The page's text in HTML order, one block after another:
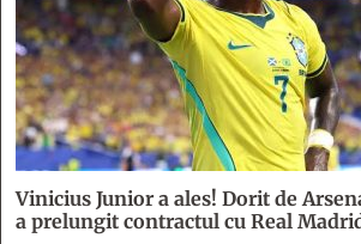
Vinicius Junior a ales! Dorit de
a prelungit contractul cu Real